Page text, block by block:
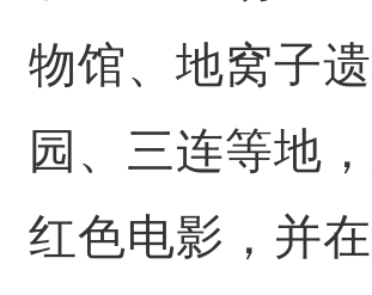
物馆、地窝子
园、三连等地
红色电影，并